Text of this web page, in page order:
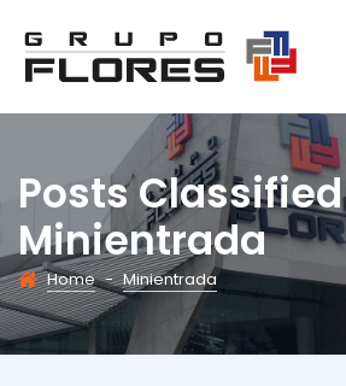
Posts
Minientrada
Home - Minientrada